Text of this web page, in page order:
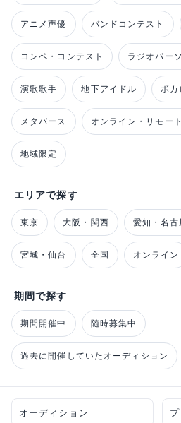
アニメ声優 バンドコンテスト
コンペ・コンテスト ラジオパー
演歌歌手 地下アイドル ボカ
メタバース オンライン・リモー
地域限定
エリアで探す
東京 大阪・関西 愛知・名古
宮城・仙台 全国 オンライン
期間で探す
期間開催中 随時募集中
過去に開催していたオーディション
オーディション